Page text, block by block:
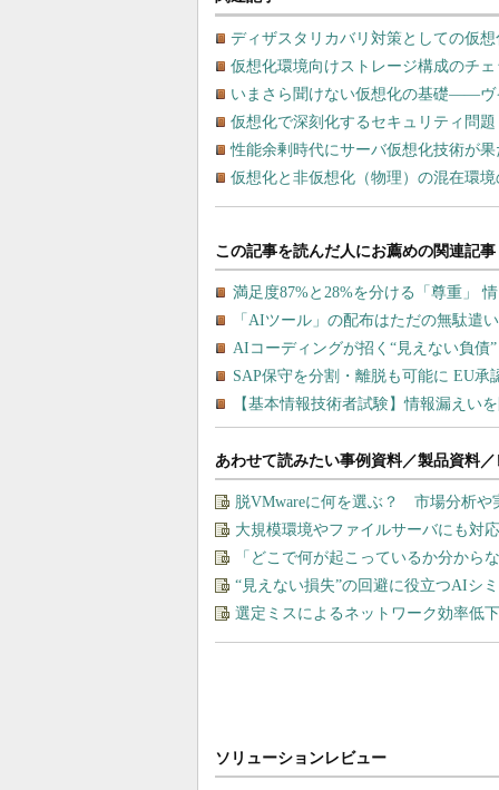
ディザスタリカバリ対策としての仮想
仮想化環境向けストレージ構成のチ
いまさら聞けない仮想化の基礎――ヴ
仮想化で深刻化するセキュリティ問題
性能余剰時代にサーバ仮想化技術が
仮想化と非仮想化（物理）の混在環
あわせて読みたい事例資料／製品資料
脱VMwareに何を選ぶ？ 市場分析や
大規模環境やファイルサーバにも対
「どこで何が起こっているか分か
“見えない損失”の回避に役立つAIシ
選定ミスによるネットワーク効率低